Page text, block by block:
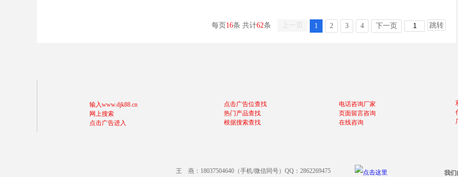
每页16条 共计62条 1 2 3 4 下一页 跳转
输入www.djk88.cn
网上搜索
点击广告进入
点击广告位查找
热门产品查找
根据搜索查找
电话咨询厂家
页面留言咨询
在线咨询
王 燕：18037504640（手机/微信同号）QQ：2862269475 我